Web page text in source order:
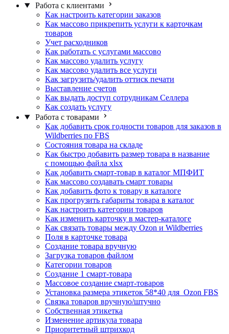
Работа с клиентами
Как настроить категории заказов
Как массово прикрепить услуги к карточкам
товаров
Учет расходников
Как работать с услугами массово
Как массово удалить услугу
Как массово удалить все услуги
Как загрузить/удалить оттиск печати
Выставление счетов
Как выдать доступ сотрудникам Селлера
Как создать услугу
Работа с товарами
Как добавить срок годности товаров для заказов в
Wildberries по FBS
Состояния товара на складе
Как быстро добавить размер товара в название
с помощью файла xlsx
Как добавить смарт-товар в каталог МПФИТ
Как массово создавать смарт товары
Как добавить фото к товару в каталоге
Как прогрузить габариты товара в каталог
Как настроить категории товаров
Как изменить карточку в мастер-каталоге
Как связать товары между Ozon и Wildberries
Поля в карточке товара
Создание товара вручную
Загрузка товаров файлом
Категории товаров
Создание 1 смарт-товара
Массовое создание смарт-товаров
Установка размера этикеток 58*40 для Ozon FBS
Связка товаров вручную/штучно
Собственная этикетка
Изменение артикула товара
Приоритетный штрихкод